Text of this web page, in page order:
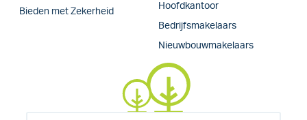
Bieden met Zekerheid
Hoofdkantoor
Bedrijfsmakelaars
Nieuwbouwmakelaars